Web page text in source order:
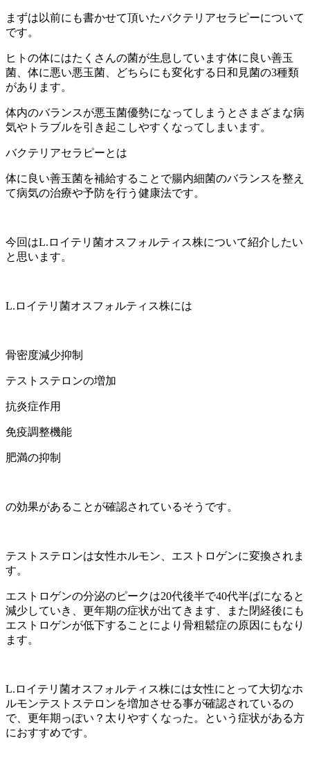
まずは以前にも書かせて頂いたバクテリアセラピーについて
です。
ヒトの体にはたくさんの菌が生息しています体に良い善玉
菌、体に悪い悪玉菌、どちらにも変化する日和見菌の3種類
があります。
体内のバランスが悪玉菌優勢になってしまうとさまざまな病
気やトラブルを引き起こしやすくなってしまいます。
バクテリアセラピーとは
体に良い善玉菌を補給することで腸内細菌のバランスを整え
て病気の治療や予防を行う健康法です。
今回はL.ロイテリ菌オスフォルティス株について紹介したい
と思います。
L.ロイテリ菌オスフォルティス株には
骨密度減少抑制
テストステロンの増加
抗炎症作用
免疫調整機能
肥満の抑制
の効果があることが確認されているそうです。
テストステロンは女性ホルモン、エストロゲンに変換されま
す。
エストロゲンの分泌のピークは20代後半で40代半ばになると
減少していき、更年期の症状が出てきます、また閉経後にも
エストロゲンが低下することにより骨粗鬆症の原因にもなり
ます。
L.ロイテリ菌オスフォルティス株には女性にとって大切なホ
ルモンテストステロンを増加させる事が確認されているの
で、更年期っぽい？太りやすくなった。という症状がある方
におすすめです。